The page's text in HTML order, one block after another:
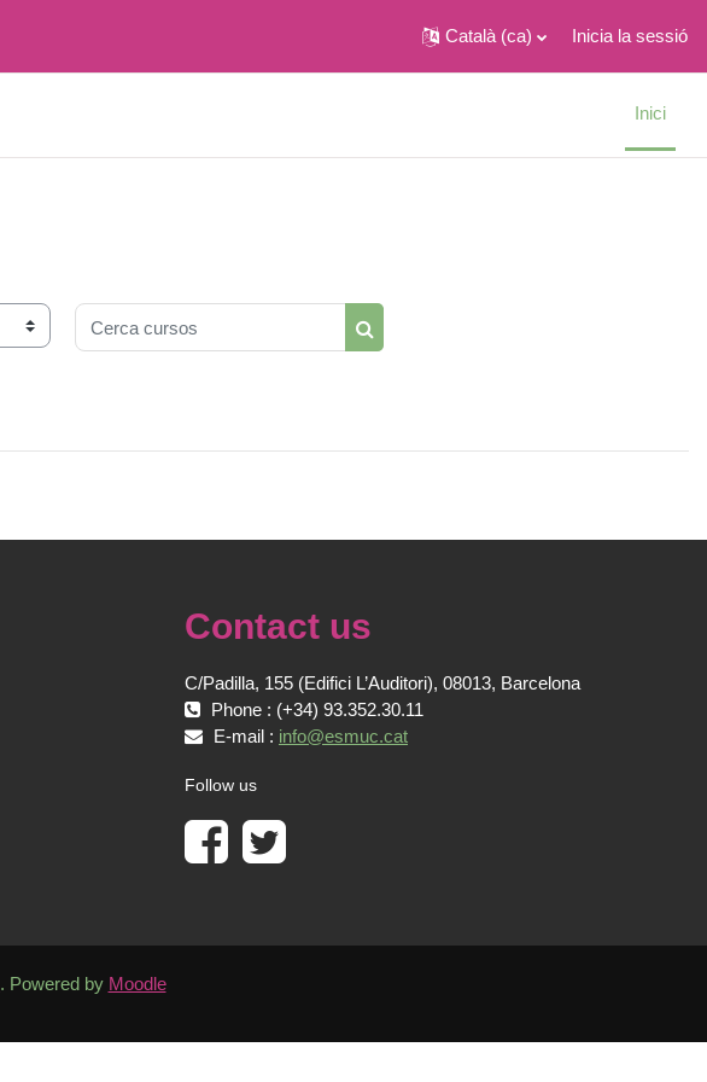
Català ‎(ca)‎ Inicia la sessió
Inici
Cerca cursos
Cerca cursos
Contact us
C/Padilla, 155 (Edifici L’Auditori), 08013, Barcelona
Phone : (+34) 93.352.30.11
E-mail : info@esmuc.cat
Follow us
. Powered by Moodle